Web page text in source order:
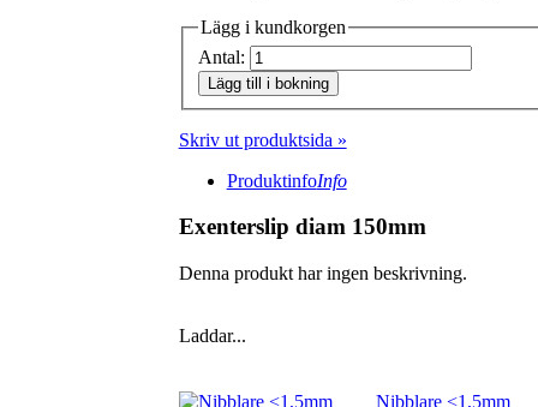
Lägg i kundkorgen
Antal:
Lägg till i bokning
Skriv ut produktsida »
ProduktinfoInfo
Exenterslip diam 150mm
Denna produkt har ingen beskrivning.
Laddar...
Nibblare <1,5mm